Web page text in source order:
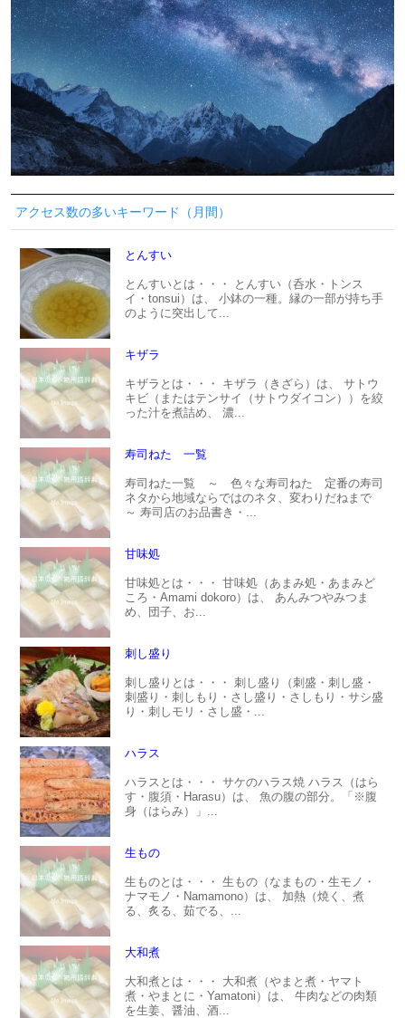
アクセス数の多いキーワード（月間）
とんすい
とんすいとは・・・ とんすい（呑水・トンス
イ・tonsui）は、 小鉢の一種。縁の一部が持ち手
のように突出して...
キザラ
キザラとは・・・ キザラ（きざら）は、 サトウ
キビ（またはテンサイ（サトウダイコン））を絞
った汁を煮詰め、 濃...
寿司ねた 一覧
寿司ねた一覧 ～ 色々な寿司ねた 定番の寿司
ネタから地域ならではのネタ、変わりだねまで
～ 寿司店のお品書き・...
甘味処
甘味処とは・・・ 甘味処（あまみ処・あまみど
ころ・Amami dokoro）は、 あんみつやみつま
め、団子、お...
刺し盛り
刺し盛りとは・・・ 刺し盛り（刺盛・刺し盛・
刺盛り・刺しもり・さし盛り・さしもり・サシ盛
り・刺しモリ・さし盛・...
ハラス
ハラスとは・・・ サケのハラス焼 ハラス（はら
す・腹須・Harasu）は、 魚の腹の部分。「※腹
身（はらみ）」...
生もの
生ものとは・・・ 生もの（なまもの・生モノ・
ナマモノ・Namamono）は、 加熱（焼く、煮
る、炙る、茹でる、...
大和煮
大和煮とは・・・ 大和煮（やまと煮・ヤマト
煮・やまとに・Yamatoni）は、 牛肉などの肉類
を生姜、醤油、酒...